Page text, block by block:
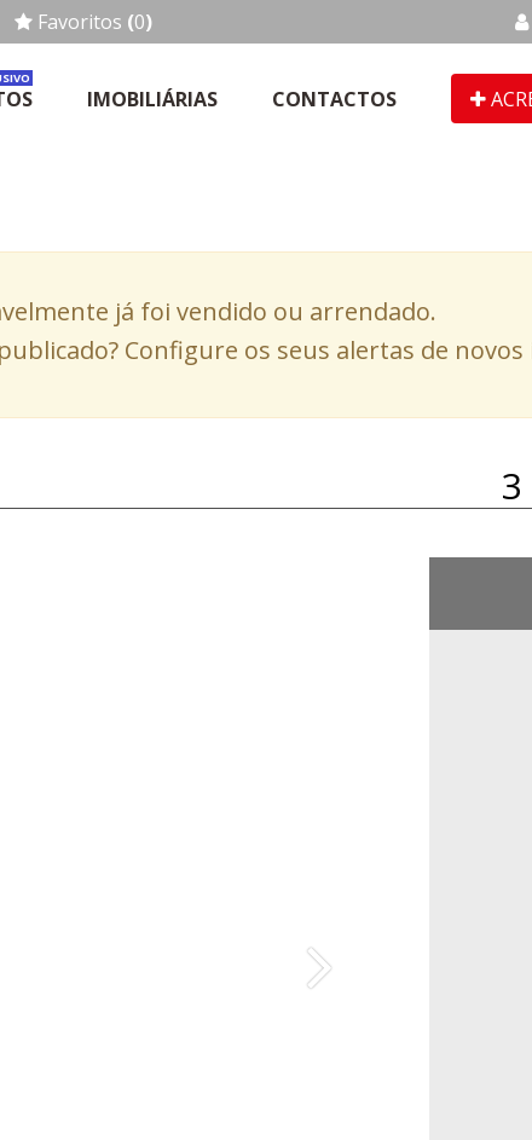
Favoritos (0)
IMOBILIÁRIAS CONTACTOS
já foi vendido ou arrendado.
Configure os seus alertas de novos
3